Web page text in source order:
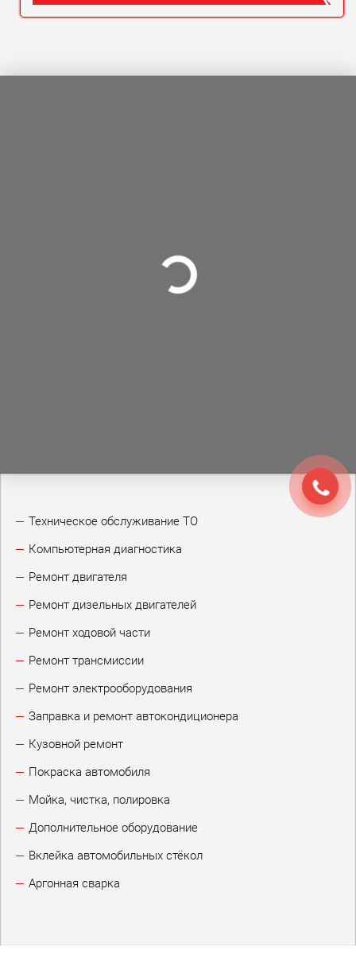
Техническое обслуживание ТО
Компьютерная диагностика
Ремонт двигателя
Ремонт дизельных двигателей
Ремонт ходовой части
Ремонт трансмиссии
Ремонт электрооборудования
Заправка и ремонт автокондиционера
Кузовной ремонт
Покраска автомобиля
Мойка, чистка, полировка
Дополнительное оборудование
Вклейка автомобильных стёкол
Аргонная сварка